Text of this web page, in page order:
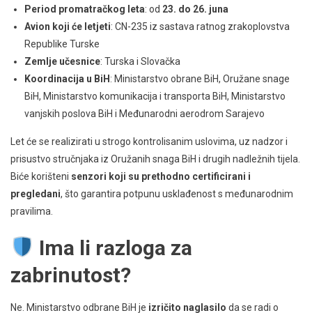
Period promatračkog leta: od 23. do 26. juna
Avion koji će letjeti: CN-235 iz sastava ratnog zrakoplovstva
Republike Turske
Zemlje učesnice: Turska i Slovačka
Koordinacija u BiH: Ministarstvo obrane BiH, Oružane snage
BiH, Ministarstvo komunikacija i transporta BiH, Ministarstvo
vanjskih poslova BiH i Međunarodni aerodrom Sarajevo
Let će se realizirati u strogo kontrolisanim uslovima, uz nadzor i
prisustvo stručnjaka iz Oružanih snaga BiH i drugih nadležnih tijela.
Biće korišteni senzori koji su prethodno certificirani i
pregledani, što garantira potpunu usklađenost s međunarodnim
pravilima.
Ima li razloga za
zabrinutost?
Ne. Ministarstvo odbrane BiH je izričito naglasilo da se radi o